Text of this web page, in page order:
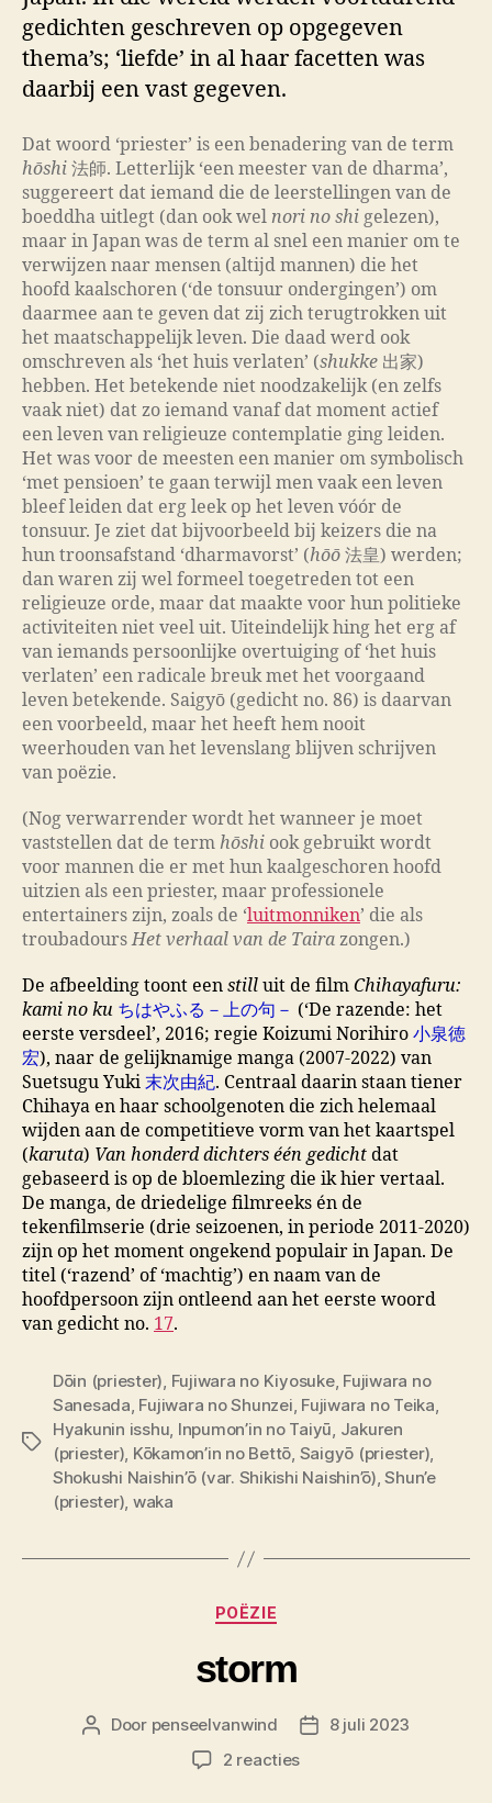
gedichten geschreven op opgegeven
thema’s; ‘liefde’ in al haar facetten was
daarbij een vast gegeven.
Dat woord ‘priester’ is een benadering van de term
hōshi 法師. Letterlijk ‘een meester van de dharma’,
suggereert dat iemand die de leerstellingen van de
boeddha uitlegt (dan ook wel nori no shi gelezen),
maar in Japan was de term al snel een manier om te
verwijzen naar mensen (altijd mannen) die het
hoofd kaalschoren (‘de tonsuur ondergingen’) om
daarmee aan te geven dat zij zich terugtrokken uit
het maatschappelijk leven. Die daad werd ook
omschreven als ‘het huis verlaten’ (shukke 出家)
hebben. Het betekende niet noodzakelijk (en zelfs
vaak niet) dat zo iemand vanaf dat moment actief
een leven van religieuze contemplatie ging leiden.
Het was voor de meesten een manier om symbolisch
‘met pensioen’ te gaan terwijl men vaak een leven
bleef leiden dat erg leek op het leven vóór de
tonsuur. Je ziet dat bijvoorbeeld bij keizers die na
hun troonsafstand ‘dharmavorst’ (hōō 法皇) werden;
dan waren zij wel formeel toegetreden tot een
religieuze orde, maar dat maakte voor hun politieke
activiteiten niet veel uit. Uiteindelijk hing het erg af
van iemands persoonlijke overtuiging of ‘het huis
verlaten’ een radicale breuk met het voorgaand
leven betekende. Saigyō (gedicht no. 86) is daarvan
een voorbeeld, maar het heeft hem nooit
weerhouden van het levenslang blijven schrijven
van poëzie.
(Nog verwarrender wordt het wanneer je moet
vaststellen dat de term hōshi ook gebruikt wordt
voor mannen die er met hun kaalgeschoren hoofd
uitzien als een priester, maar professionele
entertainers zijn, zoals de ‘luitmonniken’ die als
troubadoursHet verhaal van de Taira zongen.)
De afbeelding toont een still uit de film Chihayafuru:
kami no ku ちはやふる－上の句－ (‘De razende: het
eerste versdeel’, 2016; regie Koizumi Norihiro 小泉徳
宏), naar de gelijknamige manga (2007-2022) van
Suetsugu Yuki 末次由紀. Centraal daarin staan tiener
Chihaya en haar schoolgenoten die zich helemaal
wijden aan de competitieve vorm van het kaartspel
(karuta) Van honderd dichters één gedicht dat
gebaseerd is op de bloemlezing die ik hier vertaal.
De manga, de driedelige filmreeks én de
tekenfilmserie (drie seizoenen, in periode 2011-2020)
zijn op het moment ongekend populair in Japan. De
titel (‘razend’ of ‘machtig’) en naam van de
hoofdpersoon zijn ontleend aan het eerste woord
van gedicht no. 17.
Tags
Dōin (priester), Fujiwara no Kiyosuke, Fujiwara no
Sanesada, Fujiwara no Shunzei, Fujiwara no Teika,
Hyakunin isshu, Inpumon’in no Taiyū, Jakuren
(priester), Kōkamon’in no Bettō, Saigyō (priester),
Shokushi Naishin’ō (var. Shikishi Naishin’ō),Shun’e
(priester), waka
Categorieën
POËZIE
storm
Berichtauteur
Door penseelvanwind Berichtdatum
8 juli 2023
2 reactiesop